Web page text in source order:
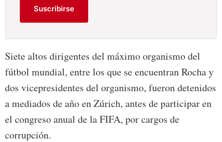
Suscribirse
Siete altos dirigentes del máximo organismo del
fútbol mundial, entre los que se encuentran Rocha y
dos vicepresidentes del organismo, fueron detenidos
a mediados de año en Zúrich, antes de participar en
el congreso anual de la FIFA, por cargos de
corrupción.